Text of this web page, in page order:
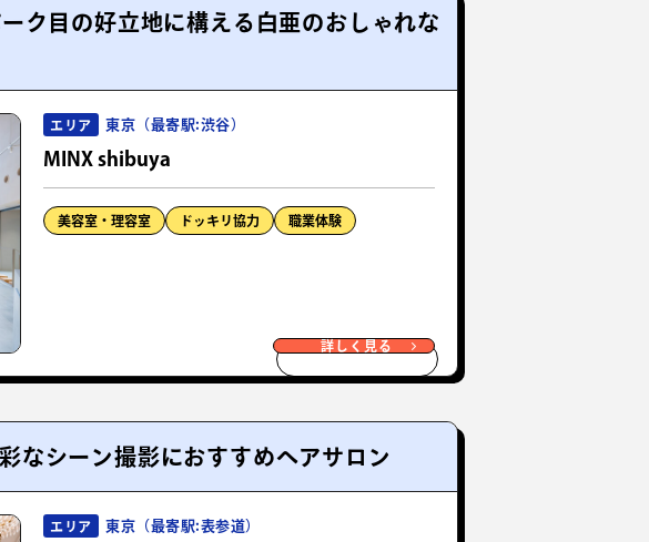
ク目の好立地に構える白亜のおしゃれな
エリア 東京（最寄駅:渋谷）
MINX shibuya
美容室・理容室 ドッキリ協力 職業体験
詳しく見る
なシーン撮影におすすめヘアサロン
エリア 東京（最寄駅:表参道）